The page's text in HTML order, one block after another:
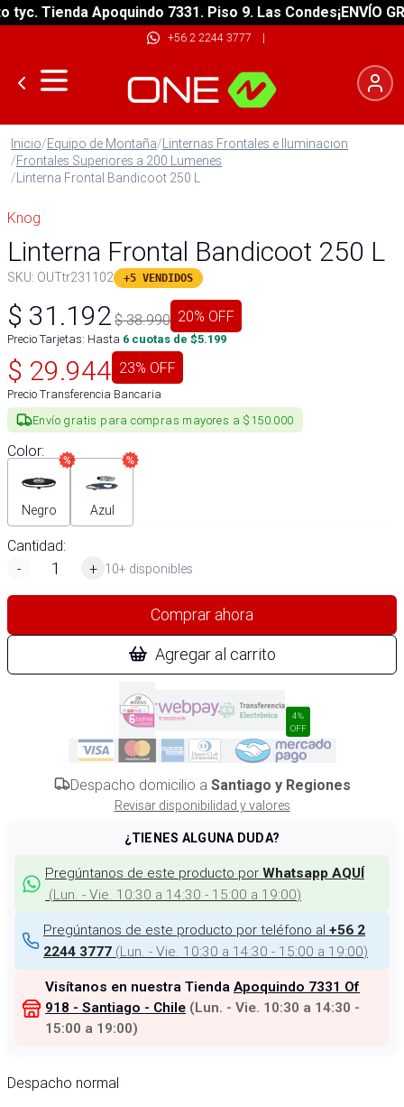
Tienda Apoquindo 7331. Piso 9. Las Condes¡ENVÍO
+56 2 2244 3777 |
Inicio/Equipo de Montaña/Linternas Frontales e Iluminacion
/Frontales Superiores a 200 Lumenes
/Linterna Frontal Bandicoot 250 L
Knog
Linterna Frontal Bandicoot 250 L
SKU: OUTtr231102 +5 VENDIDOS
$ 31.192 $38.990 20% OFF
Precio Tarjetas: Hasta 6 cuotas de $5.199
$ 29.944 23% OFF
Precio Transferencia Bancaria
Envío gratis para compras mayores a $150.000
Color:
Negro Azul
Cantidad:
-
+ 10+ disponibles
Comprar ahora
Agregar al carrito
4%
OFF
Despacho domicilio a Santiago y Regiones
Revisar disponibilidad y valores
¿TIENES ALGUNA DUDA?
Pregúntanos de este producto por Whatsapp AQUÍ
(Lun. - Vie. 10:30 a 14:30 - 15:00 a 19:00)
Pregúntanos de este producto por teléfono al +56 2
2244 3777 (Lun. - Vie. 10:30 a 14:30 - 15:00 a 19:00)
Visítanos en nuestra Tienda Apoquindo 7331 Of
918 - Santiago - Chile (Lun. - Vie. 10:30 a 14:30 -
15:00 a 19:00)
Despacho normal